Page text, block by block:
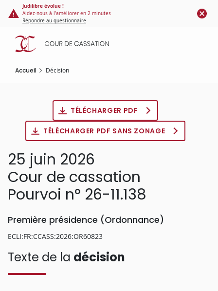
Panneau de gestion des cookies
contenu
principal
Judilibre évolue !
Aidez-nous à l'améliorer en 2 minutes
Répondre au questionnaire
Accueil Décision
TÉLÉCHARGER PDF
TÉLÉCHARGER PDF SANS ZONAGE
25 juin 2026
Cour de cassation
Pourvoi n° 26-11.138
Première présidence (Ordonnance)
ECLI:FR:CCASS:2026:OR60823
Texte de la décision